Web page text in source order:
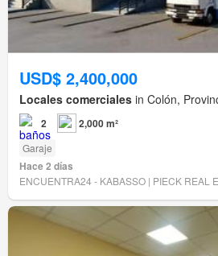
USD$ 2,400,000
Locales comerciales in Colón,
2 2,000 m²
Garaje
Hace 2 días
ENCUENTRA24 - KABASSO | PIECK REAL